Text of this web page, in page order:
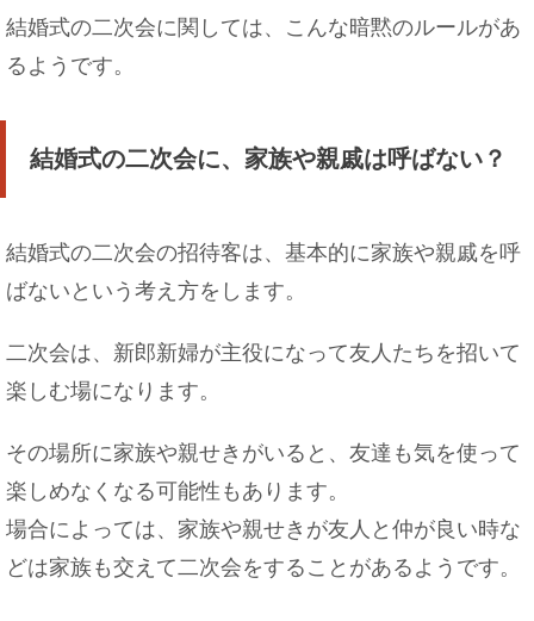
いて理解しよう
彼氏が体調不良だと言ってドタキャンしたけど、
書類に印鑑を押す際の正しい位置とキレイに押す
ポイント！
結婚式の二次会に関しては、こんな暗黙のルールがあ
るようです。
結婚式の二次会に、家族や親戚は呼ばない？
結婚式の二次会の招待客は、基本的に家族や親戚を呼
ばないという考え方をします。
二次会は、新郎新婦が主役になって友人たちを招いて
楽しむ場になります。
その場所に家族や親せきがいると、友達も気を使って
楽しめなくなる可能性もあります。
場合によっては、家族や親せきが友人と仲が良い時な
どは家族も交えて二次会をすることがあるようです。